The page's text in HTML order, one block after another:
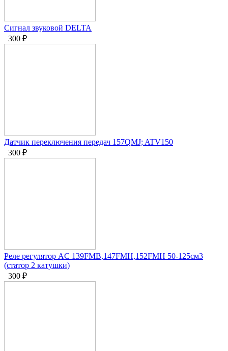
Сигнал звуковой DELTA
300 ₽
Датчик переключения передач 157QMJ; ATV150
300 ₽
Реле регулятор AC 139FMB,147FMH,152FMH 50-125см3
(статор 2 катушки)
300 ₽